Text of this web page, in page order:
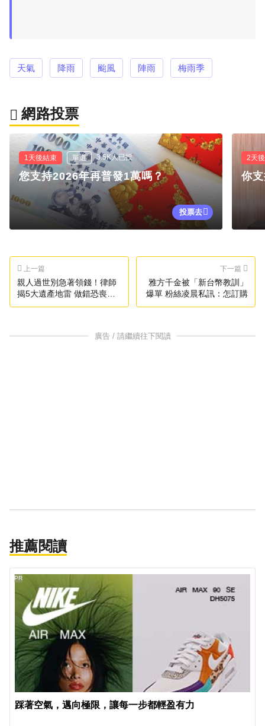
天氣 降雨 颱風 陣雨 梅雨季
網路投票
1天後結束 單選 3.5K人已投
您支持2026年再普發1萬嗎？
投票去
2天
你
上一篇
親人過世別急著領錢！律師
揭5大遺產地雷 做錯恐喪失
繼承權
下一篇
雅方千金被「新台幣教訓」
爆單 粉絲凌晨私訊：怎訂購
廣告 / 請繼續往下閱讀
推薦閱讀
踩著空氣，邁向極限，讓每一步都輕盈有力
PR